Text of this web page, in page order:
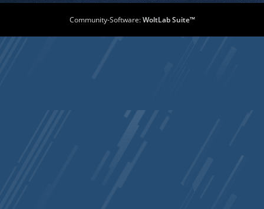
Community-Software:WoltLab Suite™